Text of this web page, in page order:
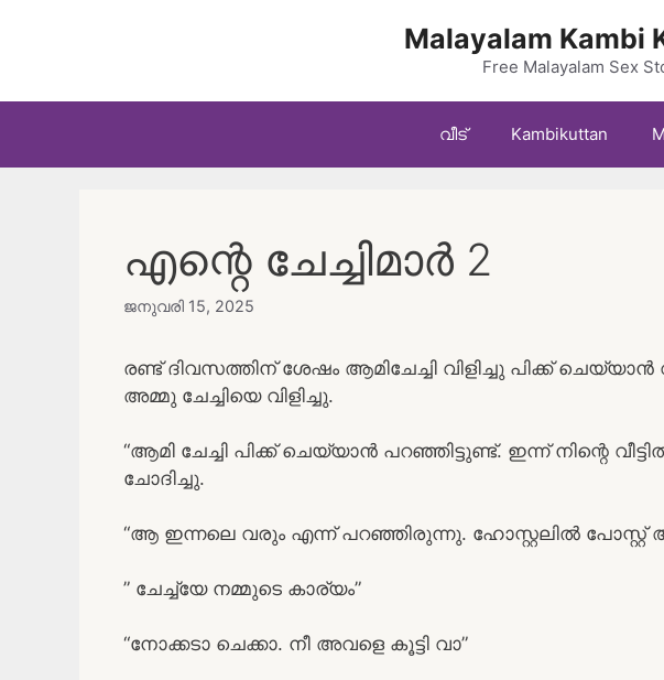
Malayalam Kambi
Free Malayalam Sex
വീട് Kambikuttan
എന്റെ ചേച്ചിമാർ 2
ജനുവരി 15, 2025
രണ്ട് ദിവസത്തിന് ശേഷം ആമിചേച്ചി വിളിച്ചു പിക്ക്
അമ്മു ചേച്ചിയെ വിളിച്ചു.
“ആമി ചേച്ചി പിക്ക് ചെയ്യാൻ പറഞ്ഞിട്ടുണ്ട്. ഇന്ന് നിന്റെ
ചോദിച്ചു.
“ആ ഇന്നലെ വരും എന്ന് പറഞ്ഞിരുന്നു. ഹോസ്റ്റലിൽ
” ചേച്ച്യേ നമ്മുടെ കാര്യം”
“നോക്കടാ ചെക്കാ. നീ അവളെ കൂട്ടി വാ”